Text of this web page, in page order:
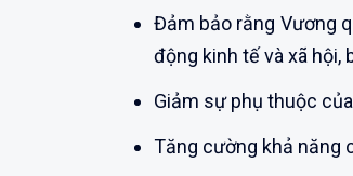
Đảm bảo rằng Vương
động kinh tế và xã hội,
Giảm sự phụ thuộc
Tăng cường khả năng